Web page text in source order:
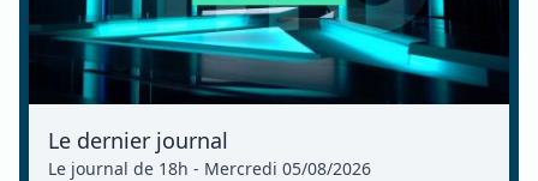
Le dernier journal
Le journal de 18h - Mercredi 05/08/2026